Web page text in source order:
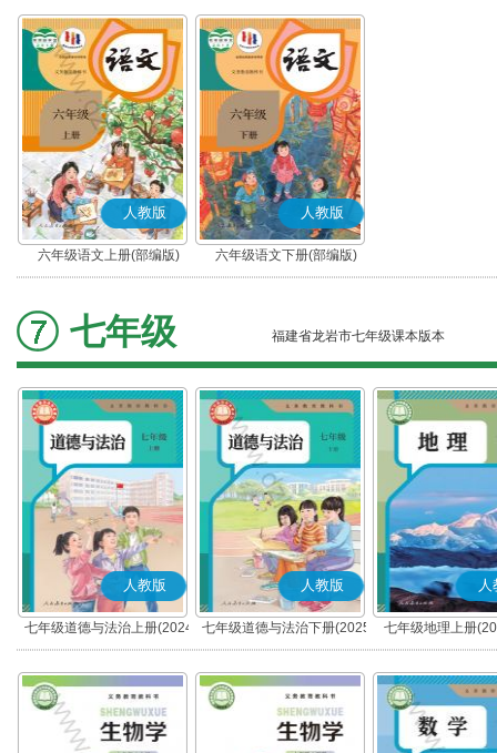
人教版
六年级语文上册(部编版)
人教版
六年级语文下册(部编版)
七年级 福建省龙岩市七年级课本版本
人教版
七年级道德与法治上册(2024
秋版)(部编版)
人教版
七年级道德与法治下册(2025
春版)(部编版)
人
七年级地理上册